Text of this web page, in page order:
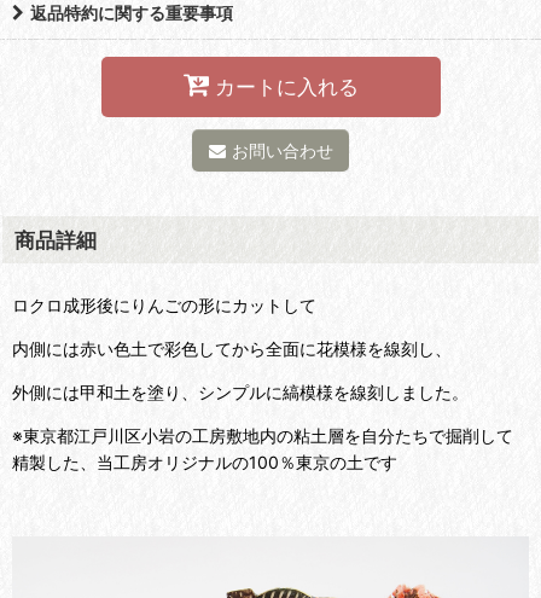
返品特約に関する重要事項
カートに入れる
お問い合わせ
商品詳細
ロクロ成形後にりんごの形にカットして
内側には赤い色土で彩色してから全面に花模様を線刻し、
外側には甲和土を塗り、シンプルに縞模様を線刻しました。
※東京都江戸川区小岩の工房敷地内の粘土層を自分たちで掘削して
精製した、当工房オリジナルの100％東京の土です